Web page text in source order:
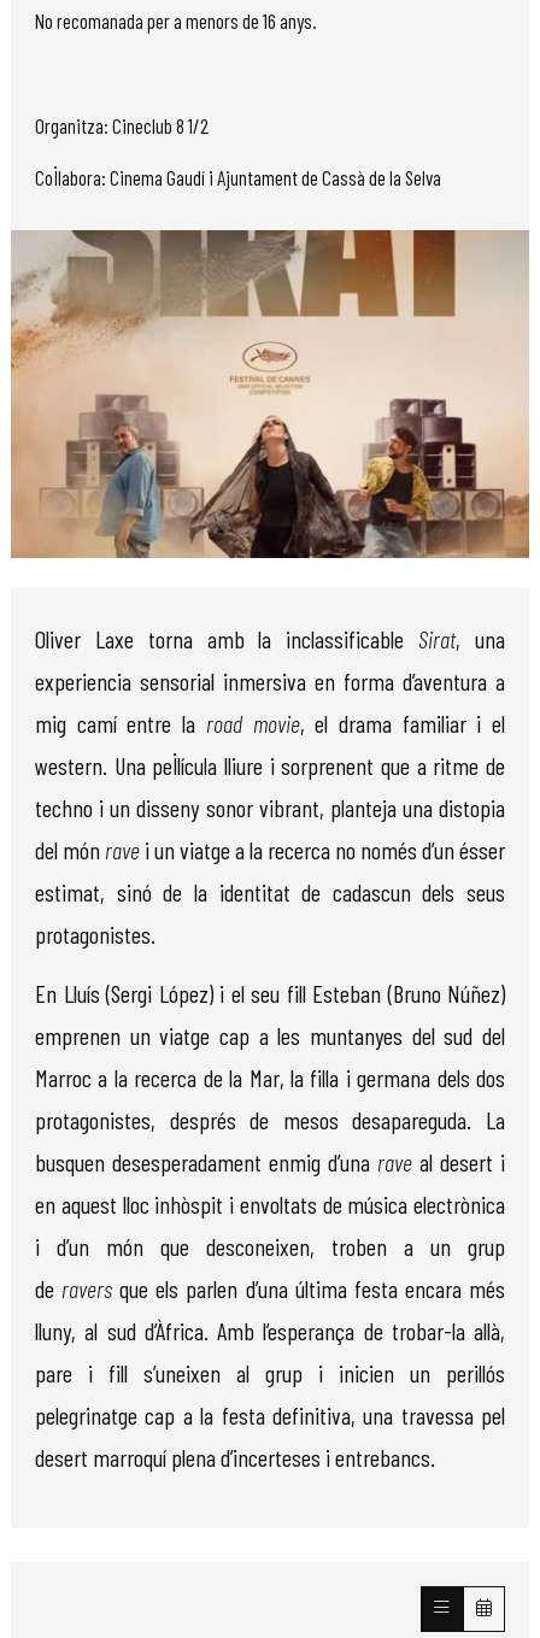
No recomanada per a menors de 16 anys.
Organitza: Cineclub 8 1/2
Col·labora: Cinema Gaudí i Ajuntament de Cassà de la Selva
Oliver Laxe torna amb la inclassificable Sirat, una
experiencia sensorial inmersiva en forma d’aventura a
mig camí entre la road movie, el drama familiar i el
western. Una pel·lícula lliure i sorprenent que a ritme de
techno i un disseny sonor vibrant, planteja una distopia
del món rave i un viatge a la recerca no només d’un ésser
estimat, sinó de la identitat de cadascun dels seus
protagonistes.
En Lluís (Sergi López) i el seu fill Esteban (Bruno Núñez)
emprenen un viatge cap a les muntanyes del sud del
Marroc a la recerca de la Mar, la filla i germana dels dos
protagonistes, després de mesos desapareguda. La
busquen desesperadament enmig d’una rave al desert i
en aquest lloc inhòspit i envoltats de música electrònica
i d’un món que desconeixen, troben a un grup
de raversque els parlen d’una última festa encara més
lluny, al sud d’Àfrica. Amb l’esperança de trobar-la allà,
pare i fill s’uneixen al grup i inicien un perillós
pelegrinatge cap a la festa definitiva, una travessa pel
desert marroquí plena d’incerteses i entrebancs.